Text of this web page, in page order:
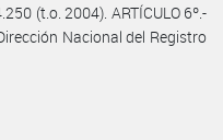
(t.o. 2004). ARTÍCULO 6º.-
Nacional del Registro